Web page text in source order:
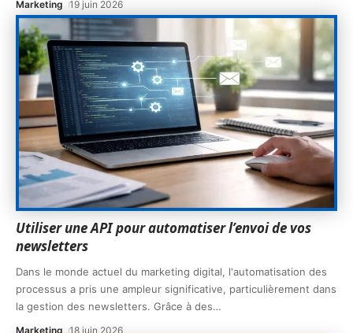
Marketing 19 juin 2026
Utiliser une API pour automatiser l’envoi de vos
newsletters
Dans le monde actuel du marketing digital, l'automatisation des
processus a pris une ampleur significative, particulièrement dans
la gestion des newsletters. Grâce à des…
Marketing 18 juin 2026